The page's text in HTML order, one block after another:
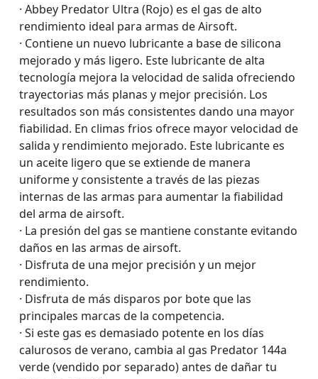
· Abbey Predator Ultra (Rojo) es el gas de alto
rendimiento ideal para armas de Airsoft.
· Contiene un nuevo lubricante a base de silicona
mejorado y más ligero. Este lubricante de alta
tecnología mejora la velocidad de salida ofreciendo
trayectorias más planas y mejor precisión. Los
resultados son más consistentes dando una mayor
fiabilidad. En climas frios ofrece mayor velocidad de
salida y rendimiento mejorado. Este lubricante es
un aceite ligero que se extiende de manera
uniforme y consistente a través de las piezas
internas de las armas para aumentar la fiabilidad
del arma de airsoft.
· La presión del gas se mantiene constante evitando
daños en las armas de airsoft.
· Disfruta de una mejor precisión y un mejor
rendimiento.
· Disfruta de más disparos por bote que las
principales marcas de la competencia.
· Si este gas es demasiado potente en los días
calurosos de verano, cambia al gas Predator 144a
verde (vendido por separado) antes de dañar tu